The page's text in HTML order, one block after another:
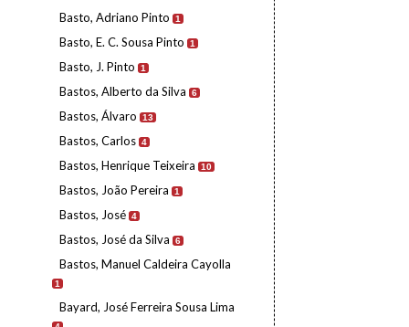
Basto, Adriano Pinto 1
Basto, E. C. Sousa Pinto 1
Basto, J. Pinto 1
Bastos, Alberto da Silva 6
Bastos, Álvaro 13
Bastos, Carlos 4
Bastos, Henrique Teixeira 10
Bastos, João Pereira 1
Bastos, José 4
Bastos, José da Silva 6
Bastos, Manuel Caldeira Cayolla
1
Bayard, José Ferreira Sousa Lima